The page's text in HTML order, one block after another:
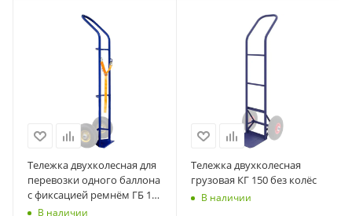
Тележка двухколесная для
перевозки одного баллона
с фиксацией ремнём ГБ 1
без колёс
В наличии
Тележка двухколесная
грузовая КГ 150 без колёс
В наличии